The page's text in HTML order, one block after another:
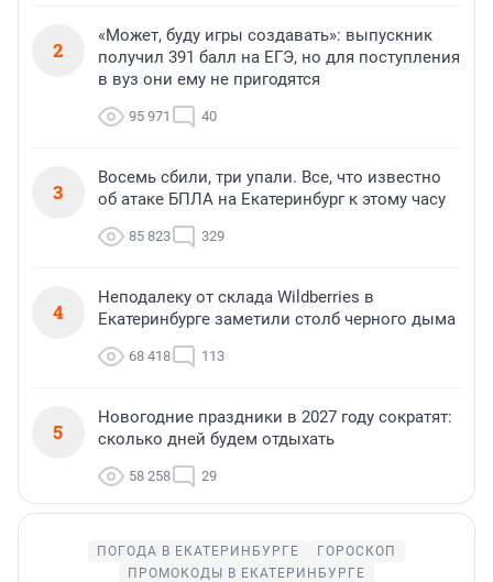
2
«Может, буду игры создавать»: выпускник
получил 391 балл на ЕГЭ, но для поступления
в вуз они ему не пригодятся
95 971 40
3
Восемь сбили, три упали. Все, что известно
об атаке БПЛА на Екатеринбург к этому часу
85 823 329
4
Неподалеку от склада Wildberries в
Екатеринбурге заметили столб черного дыма
68 418 113
5
Новогодние праздники в 2027 году сократят:
сколько дней будем отдыхать
58 258 29
ПОГОДА В ЕКАТЕРИНБУРГЕ
ГОРОСКОП
ПРОМОКОДЫ В ЕКАТЕРИНБУРГЕ